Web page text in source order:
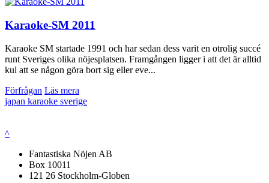
Karaoke-SM 2011
Karaoke SM startade 1991 och har sedan dess varit en otrolig succé
runt Sveriges olika nöjesplatsen. Framgången ligger i att det är alltid
kul att se någon göra bort sig eller eve...
Förfrågan Läs mera
japan karaoke sverige
^
Fantastiska Nöjen AB
Box 10011
121 26 Stockholm-Globen